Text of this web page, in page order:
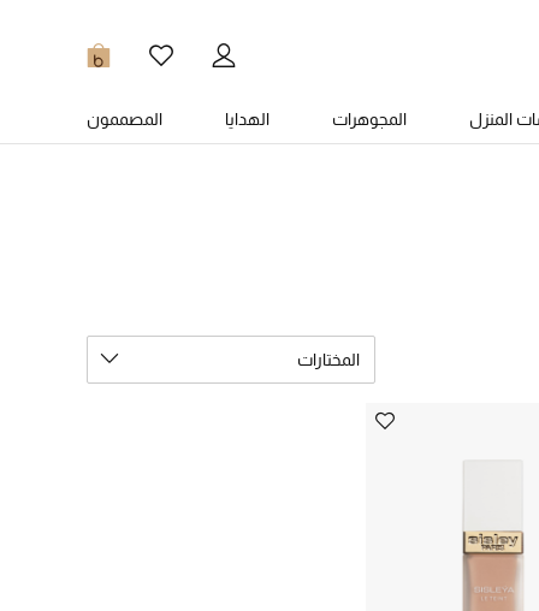
0
المنزل المجوهرات الهدايا المصممون
المختارات